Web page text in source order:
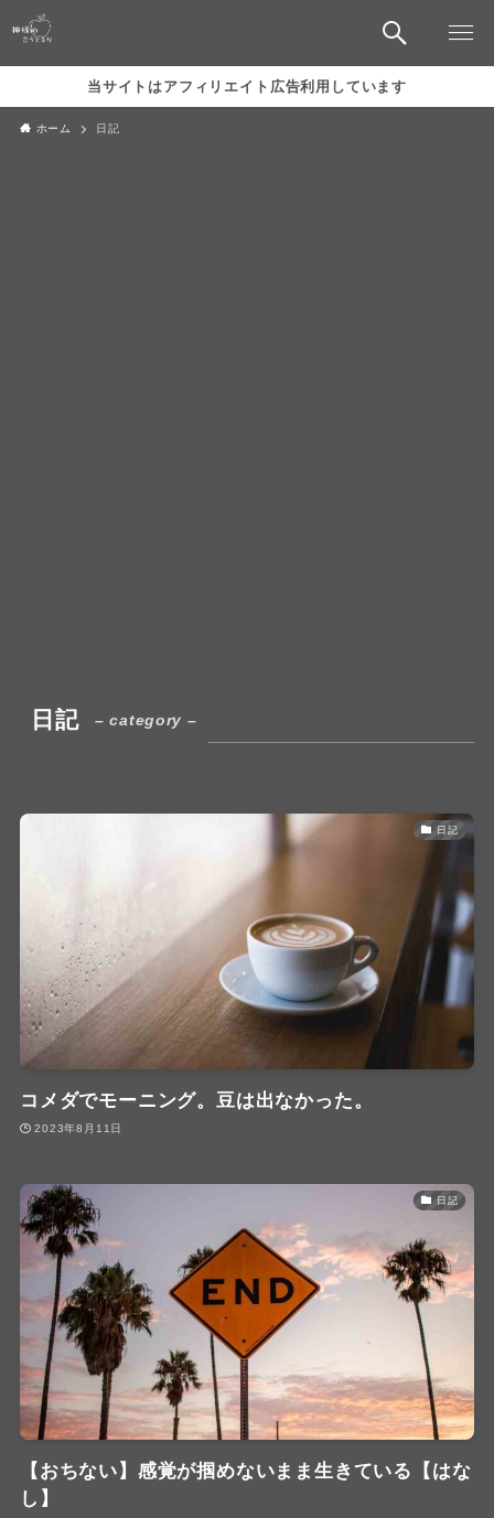
当サイトはアフィリエイト広告利用しています
ホーム 日記
日記 – category –
日記
コメダでモーニング。豆は出なかった。
2023年8月11日
日記
【おちない】感覚が掴めないまま生きている【はな
し】